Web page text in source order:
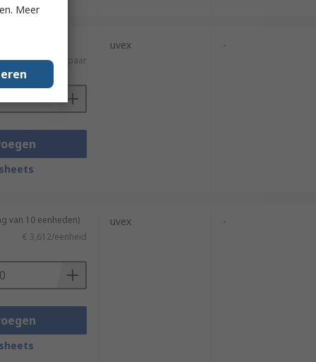
€ 2,97/paar
uvex -
van 10 eenheden)
€ 3,612/eenheid
uvex -
Meer